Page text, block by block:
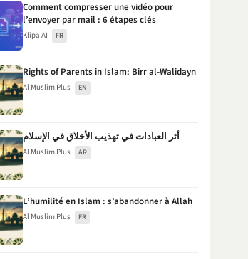
Comment compresser une vidéo pour
l’envoyer par mail : 6 étapes clés
Klipa AI FR
Rights of Parents in Islam: Birr al-Walidayn
Al Muslim Plus EN
أثر العبادات في تهذيب الأخلاق في الإسلام
Al Muslim Plus AR
L’humilité en Islam : s’abandonner à Allah
Al Muslim Plus FR